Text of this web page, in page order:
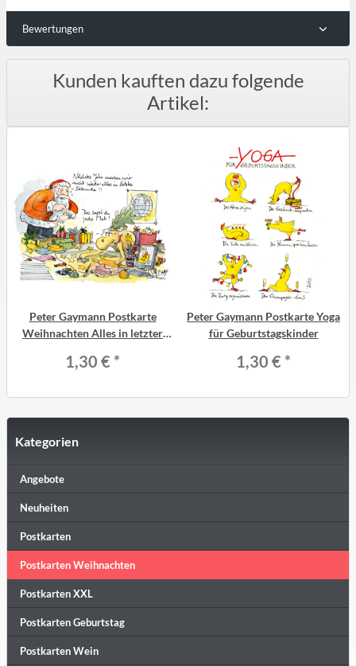
Bewertungen
Kunden kauften dazu folgende
Artikel:
Peter Gaymann Postkarte
Weihnachten Alles in letzter
1,30 € *
Peter Gaymann Postkarte Yoga
für Geburtstagskinder
1,30 € *
Kategorien
Angebote
Neuheiten
Postkarten
Postkarten Weihnachten
Postkarten XXL
Postkarten Geburtstag
Postkarten Wein